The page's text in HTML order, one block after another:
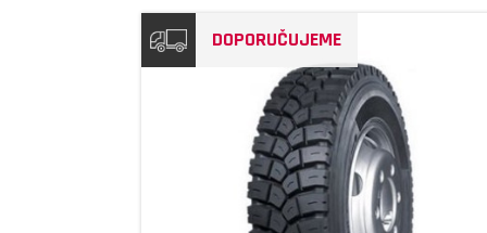
DOPORUČUJEME
DETAIL